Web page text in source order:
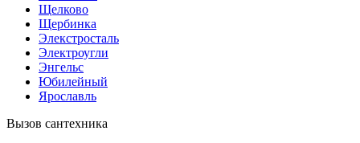
Щелково
Щербинка
Элекстросталь
Электроугли
Энгельс
Юбилейный
Ярославль
Вызов сантехника